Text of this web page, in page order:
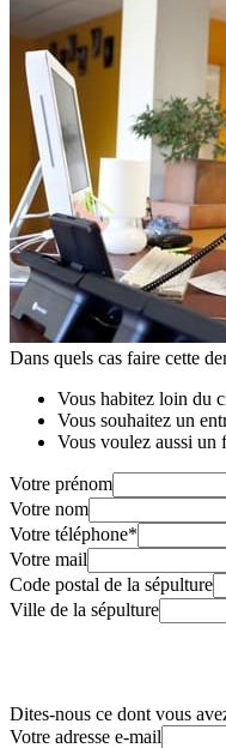
Dans quels cas faire cette
Vous habitez loin du
Vous souhaitez un
Vous voulez aussi un
Votre prénom
Votre nom
Votre téléphone*
Votre mail
Code postal de la sépulture
Ville de la sépulture
Dites-nous ce dont vous
Votre adresse e-mail